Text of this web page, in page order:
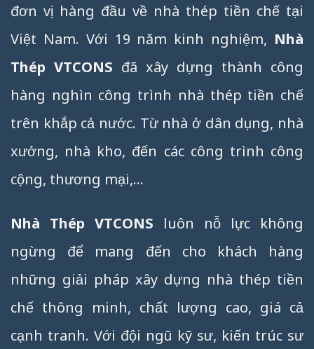
đơn vị hàng đầu về nhà thép tiền chế tại
Việt Nam. Với 19 năm kinh nghiệm, Nhà
Thép VTCONS đã xây dựng thành công
hàng nghìn công trình nhà thép tiền chế
trên khắp cả nước. Từ nhà ở dân dụng, nhà
xưởng, nhà kho, đến các công trình công
cộng, thương mại,…
Nhà Thép VTCONS luôn nỗ lực không
ngừng để mang đến cho khách hàng
những giải pháp xây dựng nhà thép tiền
chế thông minh, chất lượng cao, giá cả
cạnh tranh. Với đội ngũ kỹ sư, kiến trúc sư